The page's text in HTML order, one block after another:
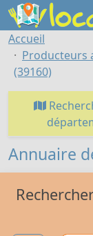
Accueil
Producteurs
(39160)
Annuaire